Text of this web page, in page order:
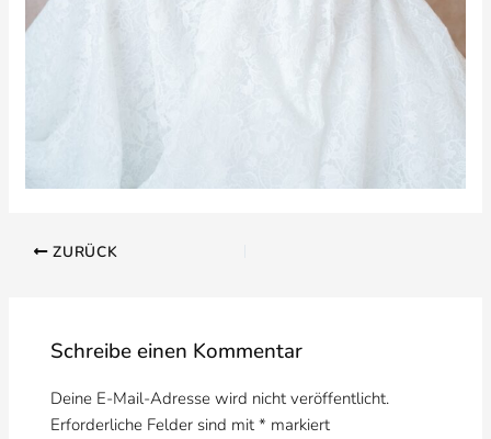
ZURÜCK
Schreibe einen Kommentar
Deine E-Mail-Adresse wird nicht veröffentlicht.
Erforderliche Felder sind mit * markiert